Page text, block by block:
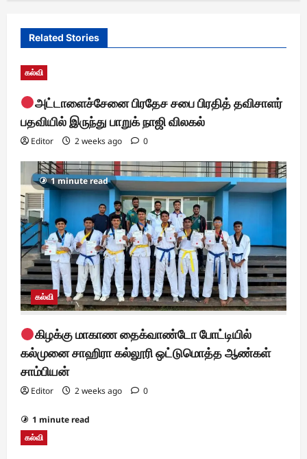
v
g
a
t
i
o
n
Related Stories
கல்வி
அட்டாளைச்சேனை பிரதேச சபை பிரதித் தவிசாளர்
பதவியில் இருந்து பாறுக் நாஜி விலகல்
Editor 2 weeks ago 0
1 minute read
கல்வி
கிழக்கு மாகாண தைக்வாண்டோ போட்டியில்
கல்முனை சாஹிரா கல்லூரி ஒட்டுமொத்த ஆண்கள்
சாம்பியன்
Editor 2 weeks ago 0
1 minute read
கல்வி